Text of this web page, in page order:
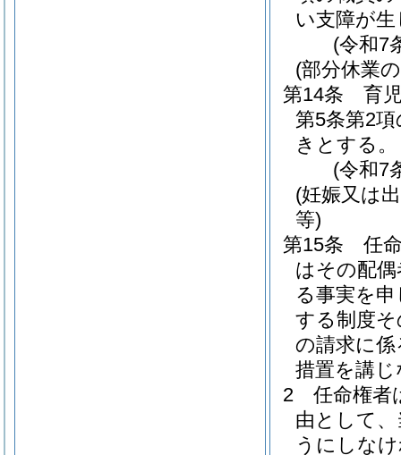
い支障が
(令和7
(部分休業
第14条
育
第5条第2
きとする。
(令和7
(妊娠又は
等)
第15条
任
はその配
る事実を
する制度
の請求に
措置を講
2
任命権者
由として
うにしな